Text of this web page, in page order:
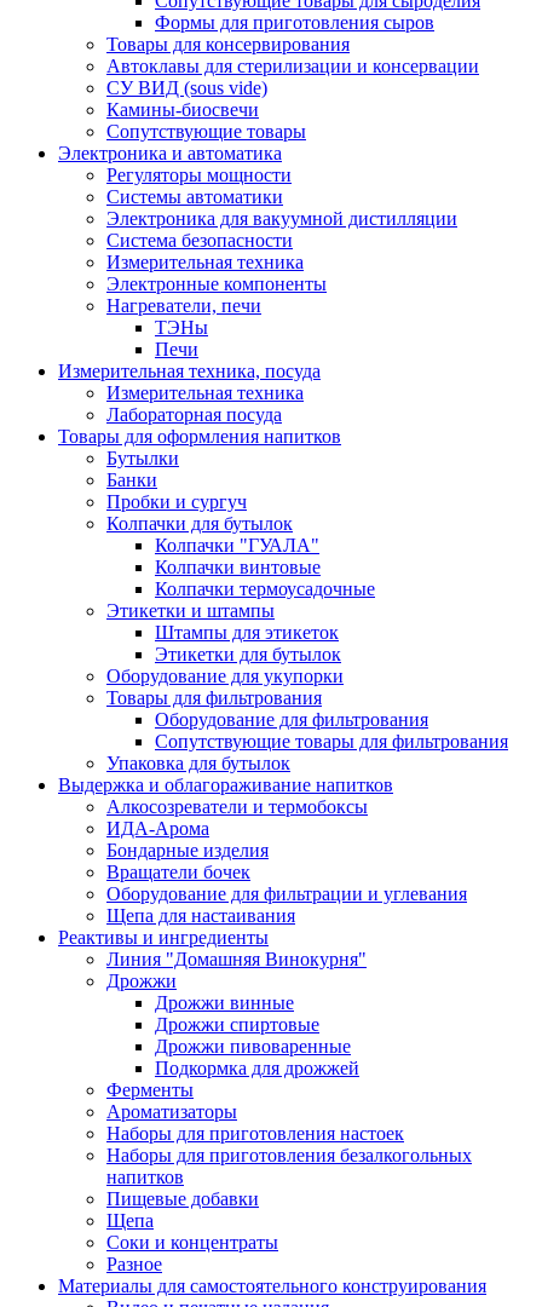
Формы для приготовления сыров
Товары для консервирования
Автоклавы для стерилизации и консервации
СУ ВИД (sous vide)
Камины-биосвечи
Сопутствующие товары
Электроника и автоматика
Регуляторы мощности
Системы автоматики
Электроника для вакуумной дистилляции
Система безопасности
Измерительная техника
Электронные компоненты
Нагреватели, печи
ТЭНы
Печи
Измерительная техника, посуда
Измерительная техника
Лабораторная посуда
Товары для оформления напитков
Бутылки
Банки
Пробки и сургуч
Колпачки для бутылок
Колпачки "ГУАЛА"
Колпачки винтовые
Колпачки термоусадочные
Этикетки и штампы
Штампы для этикеток
Этикетки для бутылок
Оборудование для укупорки
Товары для фильтрования
Оборудование для фильтрования
Сопутствующие товары для фильтрования
Упаковка для бутылок
Выдержка и облагораживание напитков
Алкосозреватели и термобоксы
ИДА-Арома
Бондарные изделия
Вращатели бочек
Оборудование для фильтрации и углевания
Щепа для настаивания
Реактивы и ингредиенты
Линия "Домашняя Винокурня"
Дрожжи
Дрожжи винные
Дрожжи спиртовые
Дрожжи пивоваренные
Подкормка для дрожжей
Ферменты
Ароматизаторы
Наборы для приготовления настоек
Наборы для приготовления безалкогольных
напитков
Пищевые добавки
Щепа
Соки и концентраты
Разное
Материалы для самостоятельного конструирования